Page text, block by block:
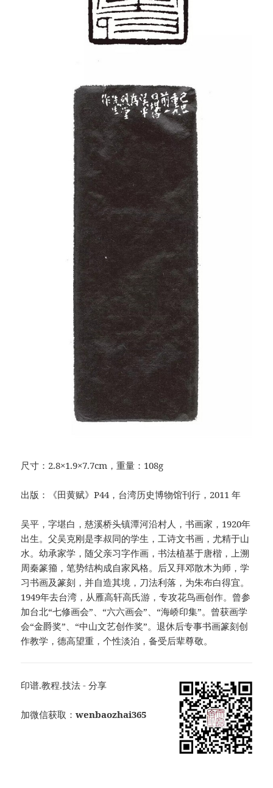
尺寸：2.8×1.9×7.7cm，重量：108g
出版：《田黄赋》P44，台湾历史博物馆刊行，2011 年
吴平，字堪白，慈溪桥头镇潭河沿村人，书画家，1920年
出生。父吴克刚是李叔同的学生，工诗文书画，尤精于山
水。幼承家学，随父亲习字作画，书法植基于唐楷，上溯
周秦篆籀，笔势结构成自家风格。后又拜邓散木为师，学
习书画及篆刻，并自造其境，刀法利落，为朱布白得宜。
1949年去台湾，从雁高轩高氏游，专攻花鸟画创作。曾参
加台北“七修画会”、“六六画会”、“海峤印集”。曾获画学
会“金爵奖”、“中山文艺创作奖”。退休后专事书画篆刻创
作教学，德高望重，个性淡泊，备受后辈尊敬。
印谱.教程.技法 - 分享
加微信获取：wenbaozhai365